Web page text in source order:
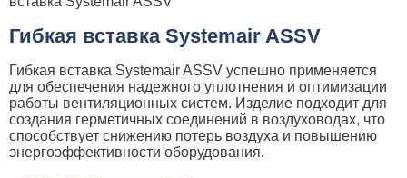
Гибкая вставка Systemair ASSV
Гибкая вставка Systemair ASSV успешно применяется
для обеспечения надежного уплотнения и оптимизации
работы вентиляционных систем. Изделие подходит для
создания герметичных соединений в воздуховодах, что
способствует снижению потерь воздуха и повышению
энергоэффективности оборудования.